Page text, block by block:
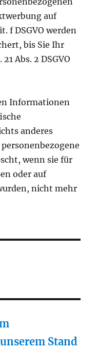
auf
f DSGVO werden
bis Sie Ihr
Abs. 2 DSGVO
Informationen
anderes
wenn sie für
oder auf
nicht mehr
Stand